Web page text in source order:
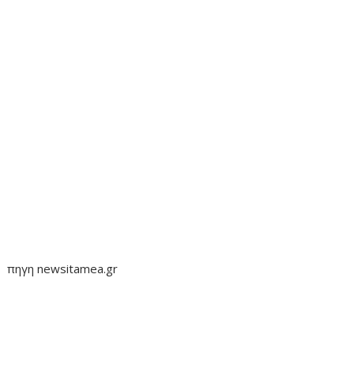
πηγη newsitamea.gr